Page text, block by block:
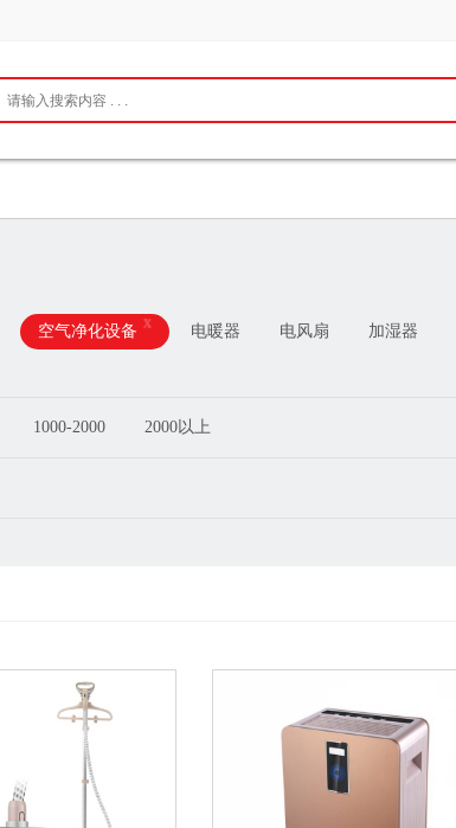
空气净化设备
x
电暖器 电风扇 加湿器
1000-2000 2000以上